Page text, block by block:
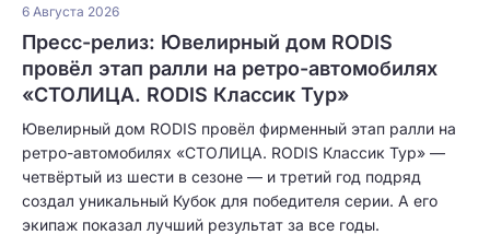
6 Августа 2026
Пресс-релиз: Ювелирный дом RODIS
провёл этап ралли на ретро-автомобилях
«СТОЛИЦА. RODIS Классик Тур»
Ювелирный дом RODIS провёл фирменный этап ралли на
ретро-автомобилях «СТОЛИЦА. RODIS Классик Тур» —
четвёртый из шести в сезоне — и третий год подряд
создал уникальный Кубок для победителя серии. А его
экипаж показал лучший результат за все годы.